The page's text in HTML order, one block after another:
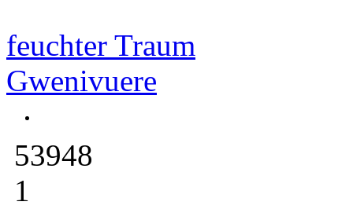
feuchter Traum
Gwenivuere
53948
1